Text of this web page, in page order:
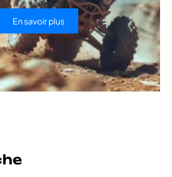
En savoir plus